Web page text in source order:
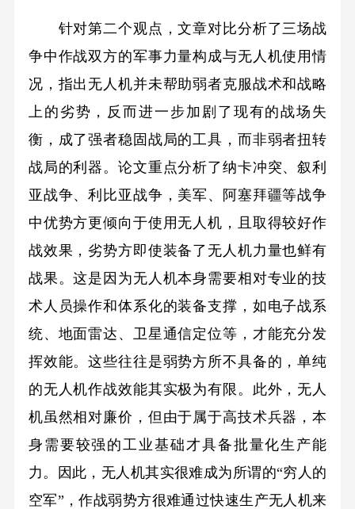
针对第二个观点，文章对比分析了三场战
争中作战双方的军事力量构成与无人机使用情
况，指出无人机并未帮助弱者克服战术和战略
上的劣势，反而进一步加剧了现有的战场失
衡，成了强者稳固战局的工具，而非弱者扭转
战局的利器。论文重点分析了纳卡冲突、叙利
亚战争、利比亚战争，美军、阿塞拜疆等战争
中优势方更倾向于使用无人机，且取得较好作
战效果，劣势方即使装备了无人机力量也鲜有
战果。这是因为无人机本身需要相对专业的技
术人员操作和体系化的装备支撑，如电子战系
统、地面雷达、卫星通信定位等，才能充分发
挥效能。这些往往是弱势方所不具备的，单纯
的无人机作战效能其实极为有限。此外，无人
机虽然相对廉价，但由于属于高技术兵器，本
身需要较强的工业基础才具备批量化生产能
力。因此，无人机其实很难成为所谓的“穷人的
空军”，作战弱势方很难通过快速生产无人机来